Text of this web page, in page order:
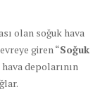
olan soğuk hava
giren “Soğuk
depolarının